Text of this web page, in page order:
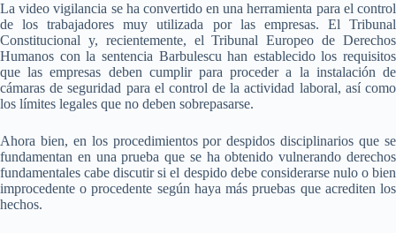
La video vigilancia se ha convertido en una herramienta para el control
de los trabajadores muy utilizada por las empresas. El Tribunal
Constitucional y, recientemente, el Tribunal Europeo de Derechos
Humanos con la sentencia Barbulescu han establecido los requisitos
que las empresas deben cumplir para proceder a la instalación de
cámaras de seguridad para el control de la actividad laboral, así como
los límites legales que no deben sobrepasarse.
Ahora bien, en los procedimientos por despidos disciplinarios que se
fundamentan en una prueba que se ha obtenido vulnerando derechos
fundamentales cabe discutir si el despido debe considerarse nulo o bien
improcedente o procedente según haya más pruebas que acrediten los
hechos.